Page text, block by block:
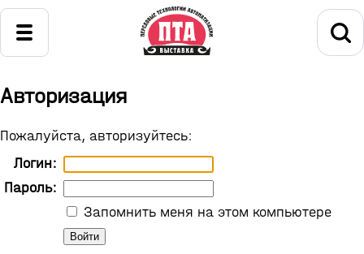
Авторизация
Пожалуйста, авторизуйтесь:
Логин:
Пароль:
Запомнить меня на этом компьютере